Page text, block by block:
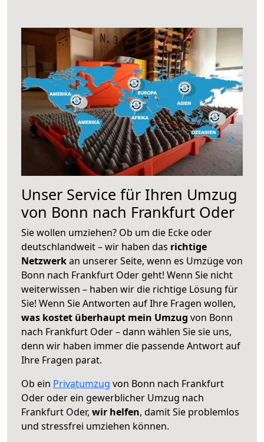
Unser Service für Ihren Umzug
von Bonn nach Frankfurt Oder
Sie wollen umziehen? Ob um die Ecke oder
deutschlandweit – wir haben das richtige
Netzwerkan unserer Seite, wenn es Umzüge von
Bonn nach Frankfurt Oder geht! Wenn Sie nicht
weiterwissen – haben wir die richtige Lösung für
Sie! Wenn Sie Antworten auf Ihre Fragen wollen,
was kostet überhaupt mein Umzug von Bonn
nach Frankfurt Oder – dann wählen Sie sie uns,
denn wir haben immer die passende Antwort auf
Ihre Fragen parat.
Ob ein Privatumzug von Bonn nach Frankfurt
Oder oder ein gewerblicher Umzug nach
Frankfurt Oder, wir helfen, damit Sie problemlos
und stressfrei umziehen können.